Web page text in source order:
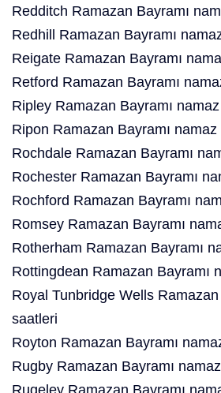
Redditch Ramazan Bayramı
Redhill Ramazan Bayramı
Reigate Ramazan Bayramı
Retford Ramazan Bayramı
Ripley Ramazan Bayramı
Ripon Ramazan Bayramı namaz
Rochdale Ramazan Bayramı
Rochester Ramazan Bayramı
Rochford Ramazan Bayramı
Romsey Ramazan Bayramı
Rotherham Ramazan Bayramı
Rottingdean Ramazan Bayramı
Royal Tunbridge Wells
saatleri
Royton Ramazan Bayramı
Rugby Ramazan Bayramı
Rugeley Ramazan Bayramı